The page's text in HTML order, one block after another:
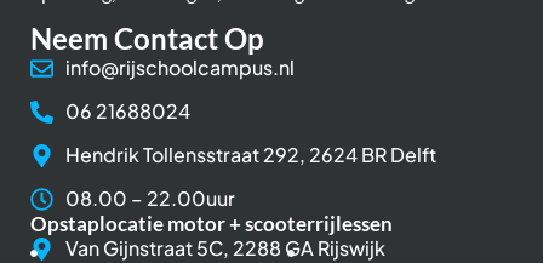
Neem Contact Op
info@rijschoolcampus.nl
06 21688024
Hendrik Tollensstraat 292, 2624 BR Delft
08.00 – 22.00uur
Opstaplocatie motor + scooterrijlessen
Van Gijnstraat 5C, 2288 GA Rijswijk